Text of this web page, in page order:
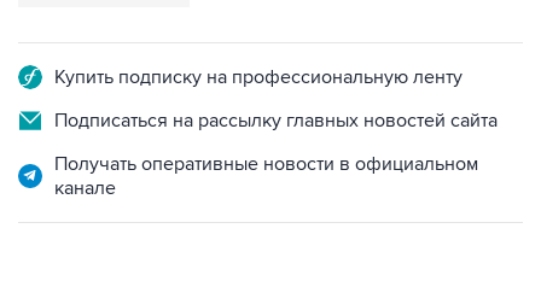
Купить подписку на профессиональную ленту
Подписаться на рассылку главных новостей сайта
Получать оперативные новости в официальном
канале